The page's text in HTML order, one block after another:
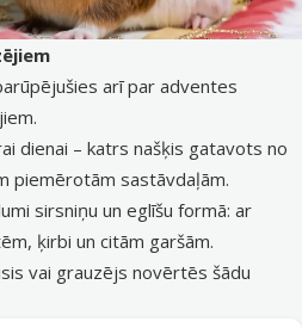
arī par adventes
dienai – katrs našķis gatavots no
piemērotām sastāvdaļām.
sirsniņu un eglīšu formā: ar
ķirbi un citām garšām.
vai grauzējs novērtēs šādu